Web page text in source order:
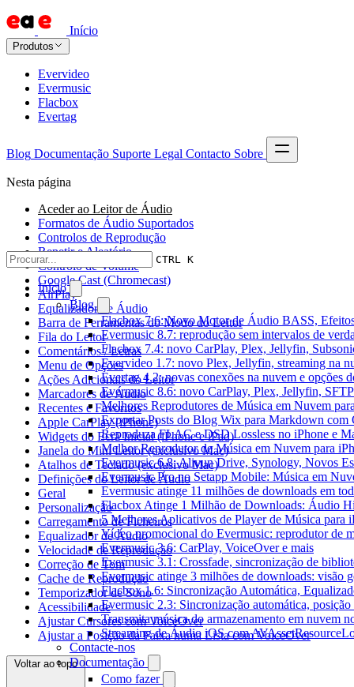
Início
Produtos
Evervideo
Evermusic
Flacbox
Evertag
Blog Documentação Suporte Legal Contacto Sobre
CTRL K
Início
Blog
Flacbox 7.6: Novo Motor de Áudio BASS,
Evermusic 8.7: reprodução sem intervalos de
Flacbox 7.4: novo CarPlay, Plex, Jellyfin,
Evervideo 1.7: novo Plex, Jellyfin, streaming na
Evertag 4.2: novas conexões na nuvem e opções
Evermusic 8.6: novo CarPlay, Plex, Jellyfin,
Melhores Reprodutores de Música em Nuvem
Exportar Posts do Blog Wix para Markdown com
Reproduza FLAC e DSD Lossless no iPhone e
Melhor Reprodutor de Música em Nuvem para
Evermusic 6.8: Aliyun Drive, Synology, Novos
Evermusic Pro no Setapp Mobile: Música em
Evermusic atinge 11 milhões de downloads em
Flacbox Atinge 1 Milhão de Downloads: Áudio
5 Melhores Aplicativos de Player de Música para
Vídeo promocional do Evermusic: reprodutor de
Evermusic 3.6: CarPlay, VoiceOver e mais
Evermusic 3.1: Crossfade, sincronização de
Evermusic atinge 3 milhões de downloads: visão
Flacbox 1.6: Sincronização Automática,
Evermusic 2.3: Sincronização automática, posição
Transmita música do armazenamento em nuvem
Streaming de Áudio iOS com
Contacte-nos
Documentação
Como fazer
Nesta página
Aceder ao Leitor de Áudio
Formatos de Áudio Suportados
Controlos de Reprodução
Repetir e Aleatório
Controlo de Volume
Google Cast (Chromecast)
AirPlay
Equalizador de Áudio
Barra de Ferramentas do Modo do Leitor
Fila do Leitor
Comentários / Letras
Menu de Opções
Ações Adicionais do Leitor
Marcadores de Áudio
Recentes e Favoritos
Apple CarPlay (iPhone)
Widgets do Ecrã Inicial (iPhone e iPad)
Janela do Mini Leitor (exclusivo Mac)
Atalhos de Teclado (exclusivo Mac)
Definições do Leitor de Áudio
Geral
Personalização
Carregamento de Ficheiros
Equalizador de Áudio
Velocidade de Reprodução
Correção de Tom
Cache de Reprodução
Temporizador de Sono
Acessibilidade
Ajustar Cursores com VoiceOver
Ajustar a Posição da Faixa numa Lista com VoiceOver
Voltar ao topo